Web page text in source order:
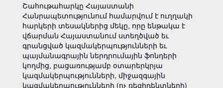
Շահութահարկը Հայաստանի
Հանրապետությունում համարվում է ուղղակի
հարկերի տեսակներից մեկը, որը ենթակա է
վճարման Հայաստանում ստեղծված եւ
գրանցված կազմակերպությունների եւ
պայմանագրային ներդրումային ֆոնդերի
կողմից, բացառությամբ օտարերկրյա
կազմակերպությունների, միջազգային
կազմակերպությունների (ոչ ռեզիդենտների)